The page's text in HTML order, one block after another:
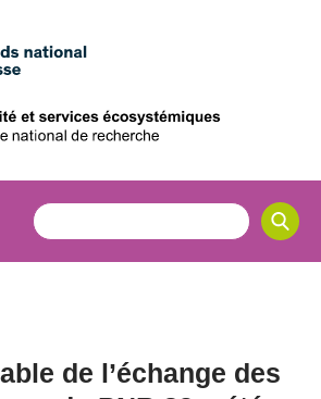
de l’échange des